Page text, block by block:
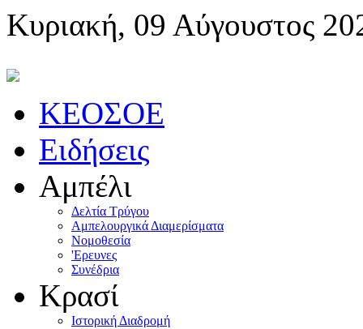
Κυριακή, 09 Αύγουστος
KEOΣOE
Ειδήσεις
Αμπέλι
Δελτία Τρύγου
Αμπελουργικά Διαμερίσματα
Nομοθεσία
'Eρευνες
Συνέδρια
Κρασί
Iστορική Διαδρομή